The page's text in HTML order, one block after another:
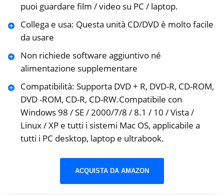
puoi guardare film / video su PC / laptop.
Collega e usa: Questa unità CD/DVD è molto facile
da usare
Non richiede software aggiuntivo né
alimentazione supplementare
Compatibilità: Supporta DVD + R, DVD-R, CD-ROM,
DVD -ROM, CD-R, CD-RW.Compatibile con
Windows 98 / SE / 2000/7/8 / 8.1 / 10 / Vista /
Linux / XP e tutti i sistemi Mac OS, applicabile a
tutti i PC desktop, laptop e ultrabook.
ACQUISTA DA AMAZON